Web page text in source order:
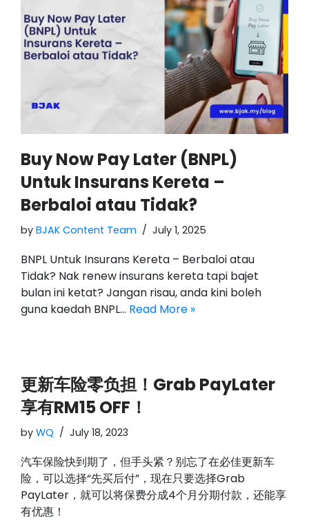
Buy Now Pay Later (BNPL)
Untuk Insurans Kereta –
Berbaloi atau Tidak?
by BJAK Content Team July 1, 2025
BNPL Untuk Insurans Kereta – Berbaloi atau
Tidak? Nak renew insurans kereta tapi bajet
bulan ini ketat? Jangan risau, anda kini boleh
guna kaedah BNPL… Read More »
更新车险零负担！Grab PayLater
享有RM15 OFF！
by WQ July 18, 2023
汽车保险快到期了，但手头紧？别忘了在必佳更新车
险，可以选择“先买后付”，现在只要选择Grab
PayLater，就可以将保费分成4个月分期付款，还能享
有优惠！